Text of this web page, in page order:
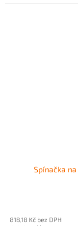
Spínačka
818,18 Kč bez DPH